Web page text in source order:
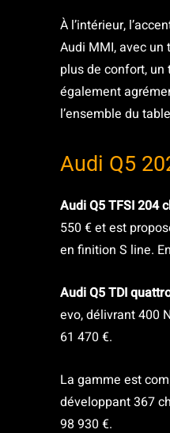
À l’intérieur,
Audi MMI, avec un
plus de confort, un
également
l’ensemble du
Audi Q5
Audi Q5 TFSI 204
550 € et est
en finition S line.
Audi Q5 TDI
evo, délivrant 400
61 470 €.
La gamme est
développant 367
98 930 €.